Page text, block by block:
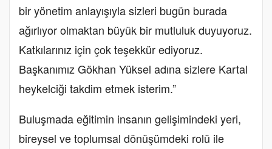
bir yönetim anlayışıyla sizleri bugün burada
ağırlıyor olmaktan büyük bir mutluluk duyuyoruz.
Katkılarınız için çok teşekkür ediyoruz.
Başkanımız Gökhan Yüksel adına sizlere Kartal
heykelciği takdim etmek isterim.”
Buluşmada eğitimin insanın gelişimindeki yeri,
bireysel ve toplumsal dönüşümdeki rolü ile